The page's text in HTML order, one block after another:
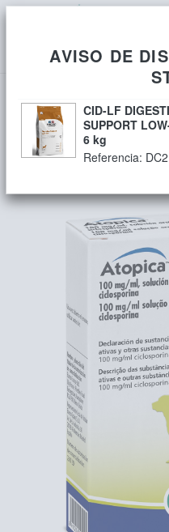
AVISO DE
CID-LF DIGESTIVE
SUPPORT
6 kg
Referencia:
ATOPICA